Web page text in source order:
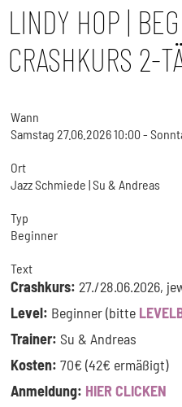
LINDY HOP |
CRASHKURS 2-
Wann
Samstag 27.06.2026 10:00 -
Ort
Jazz Schmiede | Su & Andreas
Typ
Beginner
Text
Crashkurs: 27./28.06.2026,
Level: Beginner (bitte
Trainer: Su & Andreas
Kosten: 70€ (42€ ermäßigt)
Anmeldung: HIER CLICKEN